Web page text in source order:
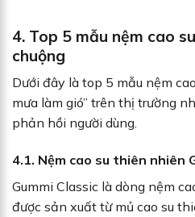
4. Top 5 mẫu nệm cao
chuộng
Dưới đây là top 5 mẫu nệm
mưa làm gió” trên thị trường
phản hồi người dùng.
4.1. Nệm cao su thiên nhiên
Gummi Classic là dòng nệm
được sản xuất từ mủ cao su